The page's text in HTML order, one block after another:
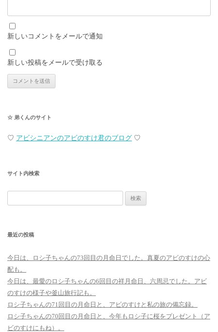
新しいコメントをメールで通知
新しい投稿をメールで受け取る
☆ 弟くんのサイト
♡ アビシニアンのアビのすけ君のブログ ♡
サイト内検索
索:
最近の投稿
今日は、ロシ子ちゃんの73回目の月命日でした。真夏のアビのすけの心
配も。
今日は、最愛のロシ子ちゃんの6回目の祥月命日、六周忌でした。アビ
のすけの様子や釜山旅行記も。
ロシ子ちゃんの71回目の月命日と、アビのすけと私の旅の備忘録。
ロシ子ちゃんの70回目の月命日と、今年もロシ子に桜をプレゼント（ア
ビのすけにもね）。